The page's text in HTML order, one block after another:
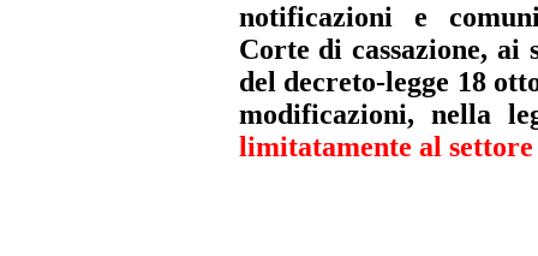
notificazioni e
Corte di cassazione, ai
del decreto-legge 18
modificazioni, nella
limitatamente al